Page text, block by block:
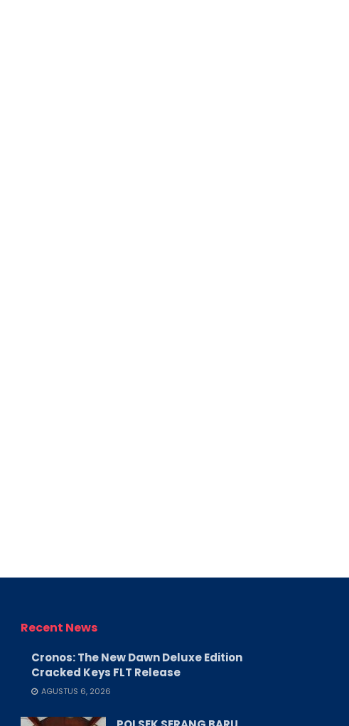
Recent News
Cronos: The New Dawn Deluxe Edition
Cracked Keys FLT Release
AGUSTUS 6, 2026